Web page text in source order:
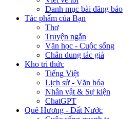
Danh mục bài đăng báo
Tác phẩm của Bạn
Thơ
Truyện ngắn
Văn học - Cuộc sống
Chân dung tác giả
Kho tri thức
Tiếng Việt
Lịch sử - Văn hóa
Nhân vật & Sự kiện
ChatGPT
Quê Hương - Đất Nước